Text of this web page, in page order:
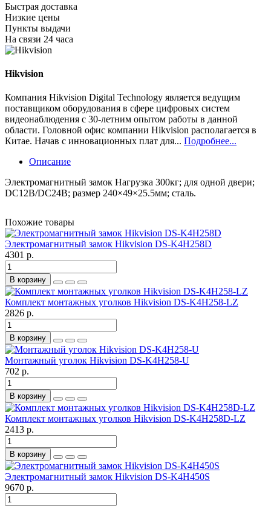
Быстрая доставка
Низкие цены
Пункты выдачи
На связи 24 часа
Hikvision
Компания Hikvision Digital Technology является ведущим
поставщиком оборудования в сфере цифровых систем
видеонаблюдения с 30-летним опытом работы в данной
области. Головной офис компании Hikvision располагается в
Китае. Начав с инновационных плат для... Подробнее...
Описание
Электромагнитный замок Нагрузка 300кг; для одной двери;
DC12В/DC24В; размер 240×49×25.5мм; сталь.
Похожие товары
Электромагнитный замок Hikvision DS-K4H258D
4301 р.
В корзину
Комплект монтажных уголков Hikvision DS-K4H258-LZ
2826 р.
В корзину
Монтажный уголок Hikvision DS-K4H258-U
702 р.
В корзину
Комплект монтажных уголков Hikvision DS-K4H258D-LZ
2413 р.
В корзину
Электромагнитный замок Hikvision DS-K4H450S
9670 р.